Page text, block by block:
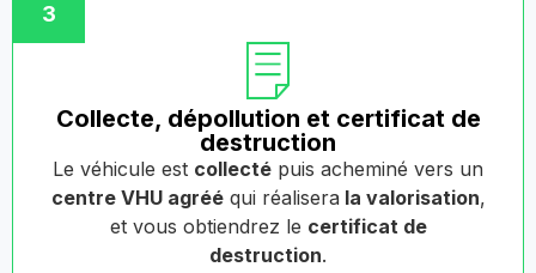
3
Collecte, dépollution et certificat de
destruction
Le véhicule est collecté puis acheminé vers un
centre VHU agrééqui réalisera la valorisation,
et vous obtiendrez le certificat de
destruction.